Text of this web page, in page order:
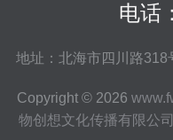
电话
地址：北海市四川路
Copyright © 2026
物创想文化传播有限公司